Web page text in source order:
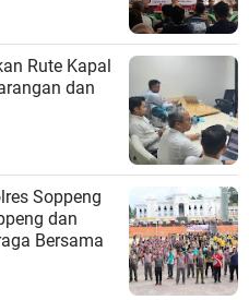
Rute Kapal
dan
Soppeng
dan
Bersama